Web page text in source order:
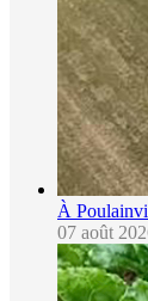
À
07 août